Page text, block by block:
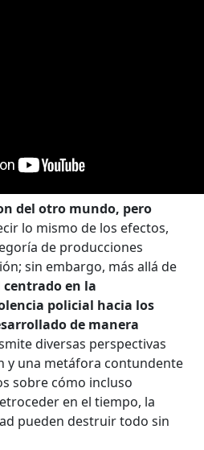
del otro mundo, pero
lo mismo de los efectos,
de producciones
sin embargo, más allá de
centrado en la
policial hacia los
de manera
diversas perspectivas
y una metáfora contundente
sobre cómo incluso
en el tiempo, la
pueden destruir todo sin